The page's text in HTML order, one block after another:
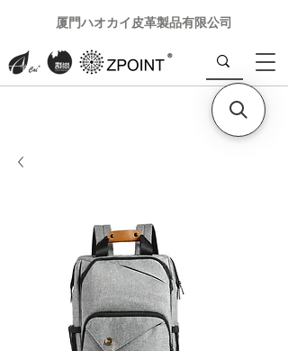
厦門ハオカイ皮革製品有限公司